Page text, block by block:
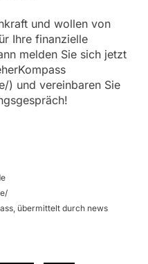
und wollen von
Ihre finanzielle
melden Sie sich jetzt
) und vereinbaren Sie
übermittelt durch news